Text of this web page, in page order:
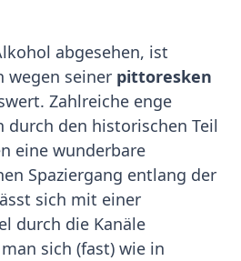
abgesehen, ist
wegen seiner pittoresken
Zahlreiche enge
durch den historischen Teil
eine wunderbare
Spaziergang entlang der
sich mit einer
durch die Kanäle
sich (fast) wie in